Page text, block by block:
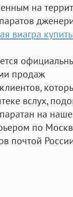
на
виагра
продаж
вслух,
на
по
почтой